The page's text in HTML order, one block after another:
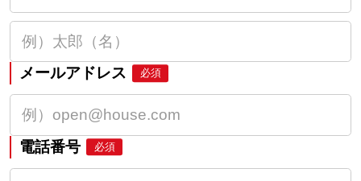
メールアドレス 必須
電話番号 必須